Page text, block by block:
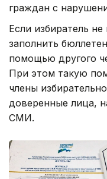
граждан с
Если избиратель
заполнить
помощью другого
При этом такую
члены
доверенные лица,
СМИ.